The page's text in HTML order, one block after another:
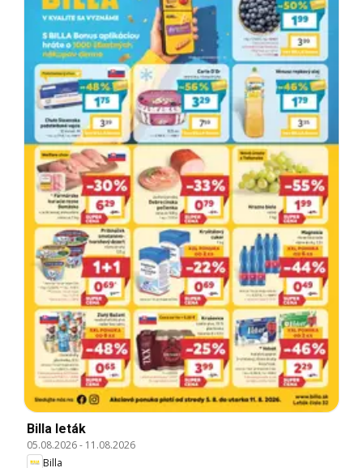
Billa leták
05.08.2026- 11.08.2026
Billa